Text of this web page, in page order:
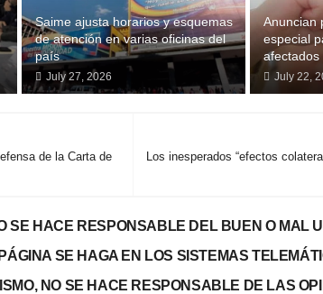
Saime ajusta horarios y esquemas
de atención en varias oficinas del
país
July 27, 2026
Anuncian
especial
afectados
July 22,
Los inesperados “efectos
de la Carta de
SE HACE RESPONSABLE DEL BUEN O MAL
SE HAGA EN LOS SISTEMAS
NO SE HACE RESPONSABLE DE LAS